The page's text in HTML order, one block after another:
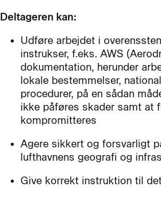
Deltageren kan:
Udføre arbejdet i
instrukser, f.eks. AWS
dokumentation, herunder
lokale bestemmelser,
procedurer, på en sådan
ikke påføres skader samt at
kompromitteres
Agere sikkert og forsvarligt
lufthavnens geografi og
Give korrekt instruktion til